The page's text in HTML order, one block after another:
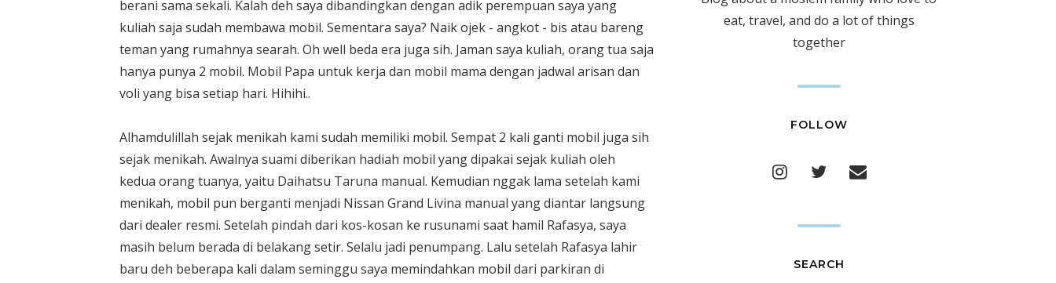
berani sama sekali. Kalah deh saya dibandingkan dengan adik perempuan saya yang
kuliah saja sudah membawa mobil. Sementara saya? Naik ojek - angkot - bis atau bareng
teman yang rumahnya searah. Oh well beda era juga sih. Jaman saya kuliah, orang tua saja
hanya punya 2 mobil. Mobil Papa untuk kerja dan mobil mama dengan jadwal arisan dan
voli yang bisa setiap hari. Hihihi..
Alhamdulillah sejak menikah kami sudah memiliki mobil. Sempat 2 kali ganti mobil juga sih
sejak menikah. Awalnya suami diberikan hadiah mobil yang dipakai sejak kuliah oleh
kedua orang tuanya, yaitu Daihatsu Taruna manual. Kemudian nggak lama setelah kami
menikah, mobil pun berganti menjadi Nissan Grand Livina manual yang diantar langsung
dari dealer resmi. Setelah pindah dari kos-kosan ke rusunami saat hamil Rafasya, saya
masih belum berada di belakang setir. Selalu jadi penumpang. Lalu setelah Rafasya lahir
baru deh beberapa kali dalam seminggu saya memindahkan mobil dari parkiran di
eat, travel, and do a lot of things
together
FOLLOW
SEARCH